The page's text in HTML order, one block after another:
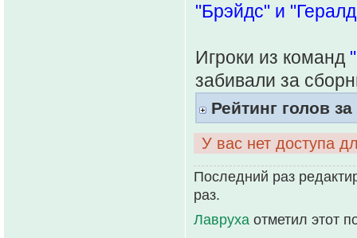
"Брэйдс" и
Игроки из команд
забивали за
Рейтинг голов
У вас нет доступа
Последний раз
раз.
Лавруха отметил этот